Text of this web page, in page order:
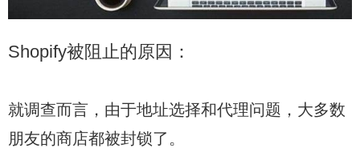
Shopify被阻止的原因：
就调查而言，由于地址选择和代理问题，大多数
朋友的商店都被封锁了。